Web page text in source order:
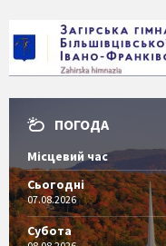
ПОГОДА
Місцевий час
Сьогодні
07.08.2026
Субота